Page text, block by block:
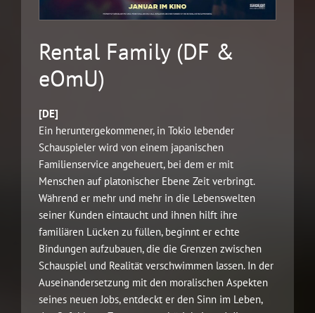
Rental Family (DF &
eOmU)
[DE]
Ein heruntergekommener, in Tokio lebender
Schauspieler wird von einem japanischen
Familienservice angeheuert, bei dem er mit
Menschen auf platonischer Ebene Zeit verbringt.
Während er mehr und mehr in die Lebenswelten
seiner Kunden eintaucht und ihnen hilft ihre
familiären Lücken zu füllen, beginnt er echte
Bindungen aufzubauen, die die Grenzen zwischen
Schauspiel und Realität verschwimmen lassen. In der
Auseinandersetzung mit den moralischen Aspekten
seines neuen Jobs, entdeckt er den Sinn im Leben,